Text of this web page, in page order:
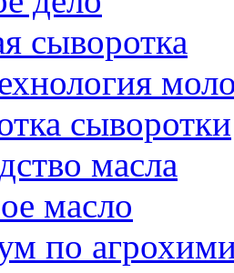
сыворотка
сыворотки
масла
масло
по